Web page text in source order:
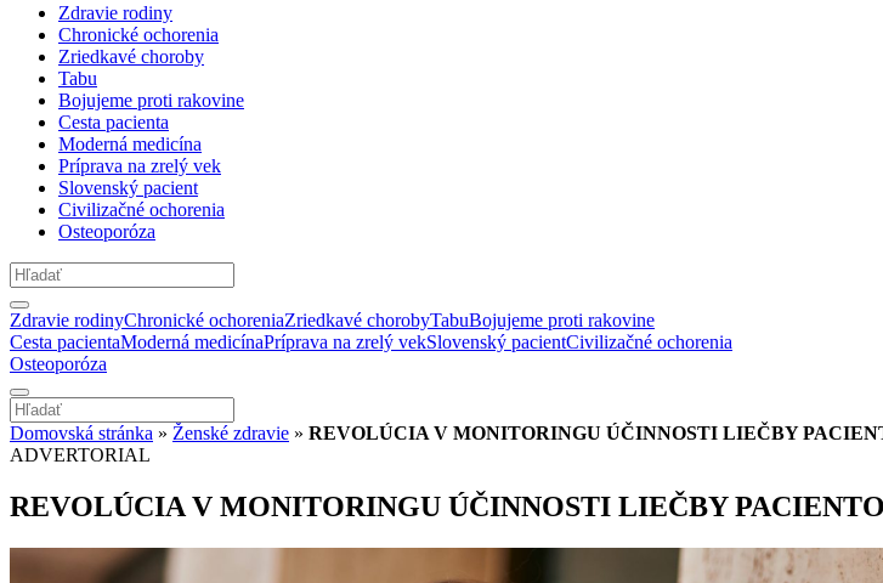
Zdravie rodiny
Chronické ochorenia
Zriedkavé choroby
Tabu
Bojujeme proti rakovine
Cesta pacienta
Moderná medicína
Príprava na zrelý vek
Slovenský pacient
Civilizačné ochorenia
Osteoporóza
Zdravie rodinyChronické ochoreniaZriedkavé chorobyTabuBojujeme proti rakovine
Cesta pacientaModerná medicínaPríprava na zrelý vekSlovenský pacientCivilizačné ochorenia
Osteoporóza
Domovská stránka » Ženské zdravie » REVOLÚCIA V MONITORINGU ÚČINNOSTI LIEČBY
ADVERTORIAL
REVOLÚCIA V MONITORINGU ÚČINNOSTI LIEČBY